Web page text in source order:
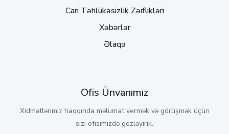
Cari Təhlükəsizlik Zəiflikləri
Xəbərlər
Əlaqə
Ofis Ünvanımız
Xidmətlərimiz haqqında məlumat vermək və görüşmək üçün
sizi ofisimizdə gözləyirik.